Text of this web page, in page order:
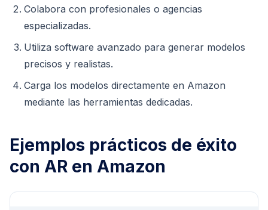
Colabora con profesionales o agencias
especializadas.
Utiliza software avanzado para generar modelos
precisos y realistas.
Carga los modelos directamente en Amazon
mediante las herramientas dedicadas.
Ejemplos prácticos de éxito
con AR en Amazon